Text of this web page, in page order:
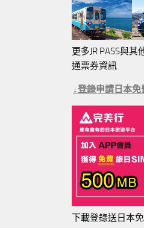
更多JR PASS與其
通票券資訊
↓登錄申請日本免
下載登錄送日本